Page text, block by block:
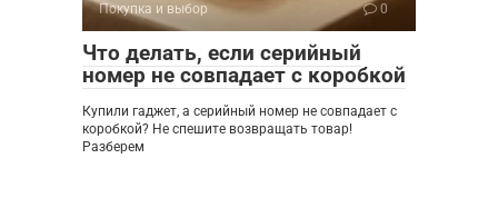
Покупка и выбор 0
Что делать, если серийный
номер не совпадает с коробкой
Купили гаджет, а серийный номер не совпадает с
коробкой? Не спешите возвращать товар!
Разберем